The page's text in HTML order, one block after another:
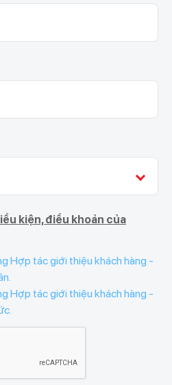
kiện, điều khoản của
Hợp tác giới thiệu khách hàng -
Hợp tác giới thiệu khách hàng -